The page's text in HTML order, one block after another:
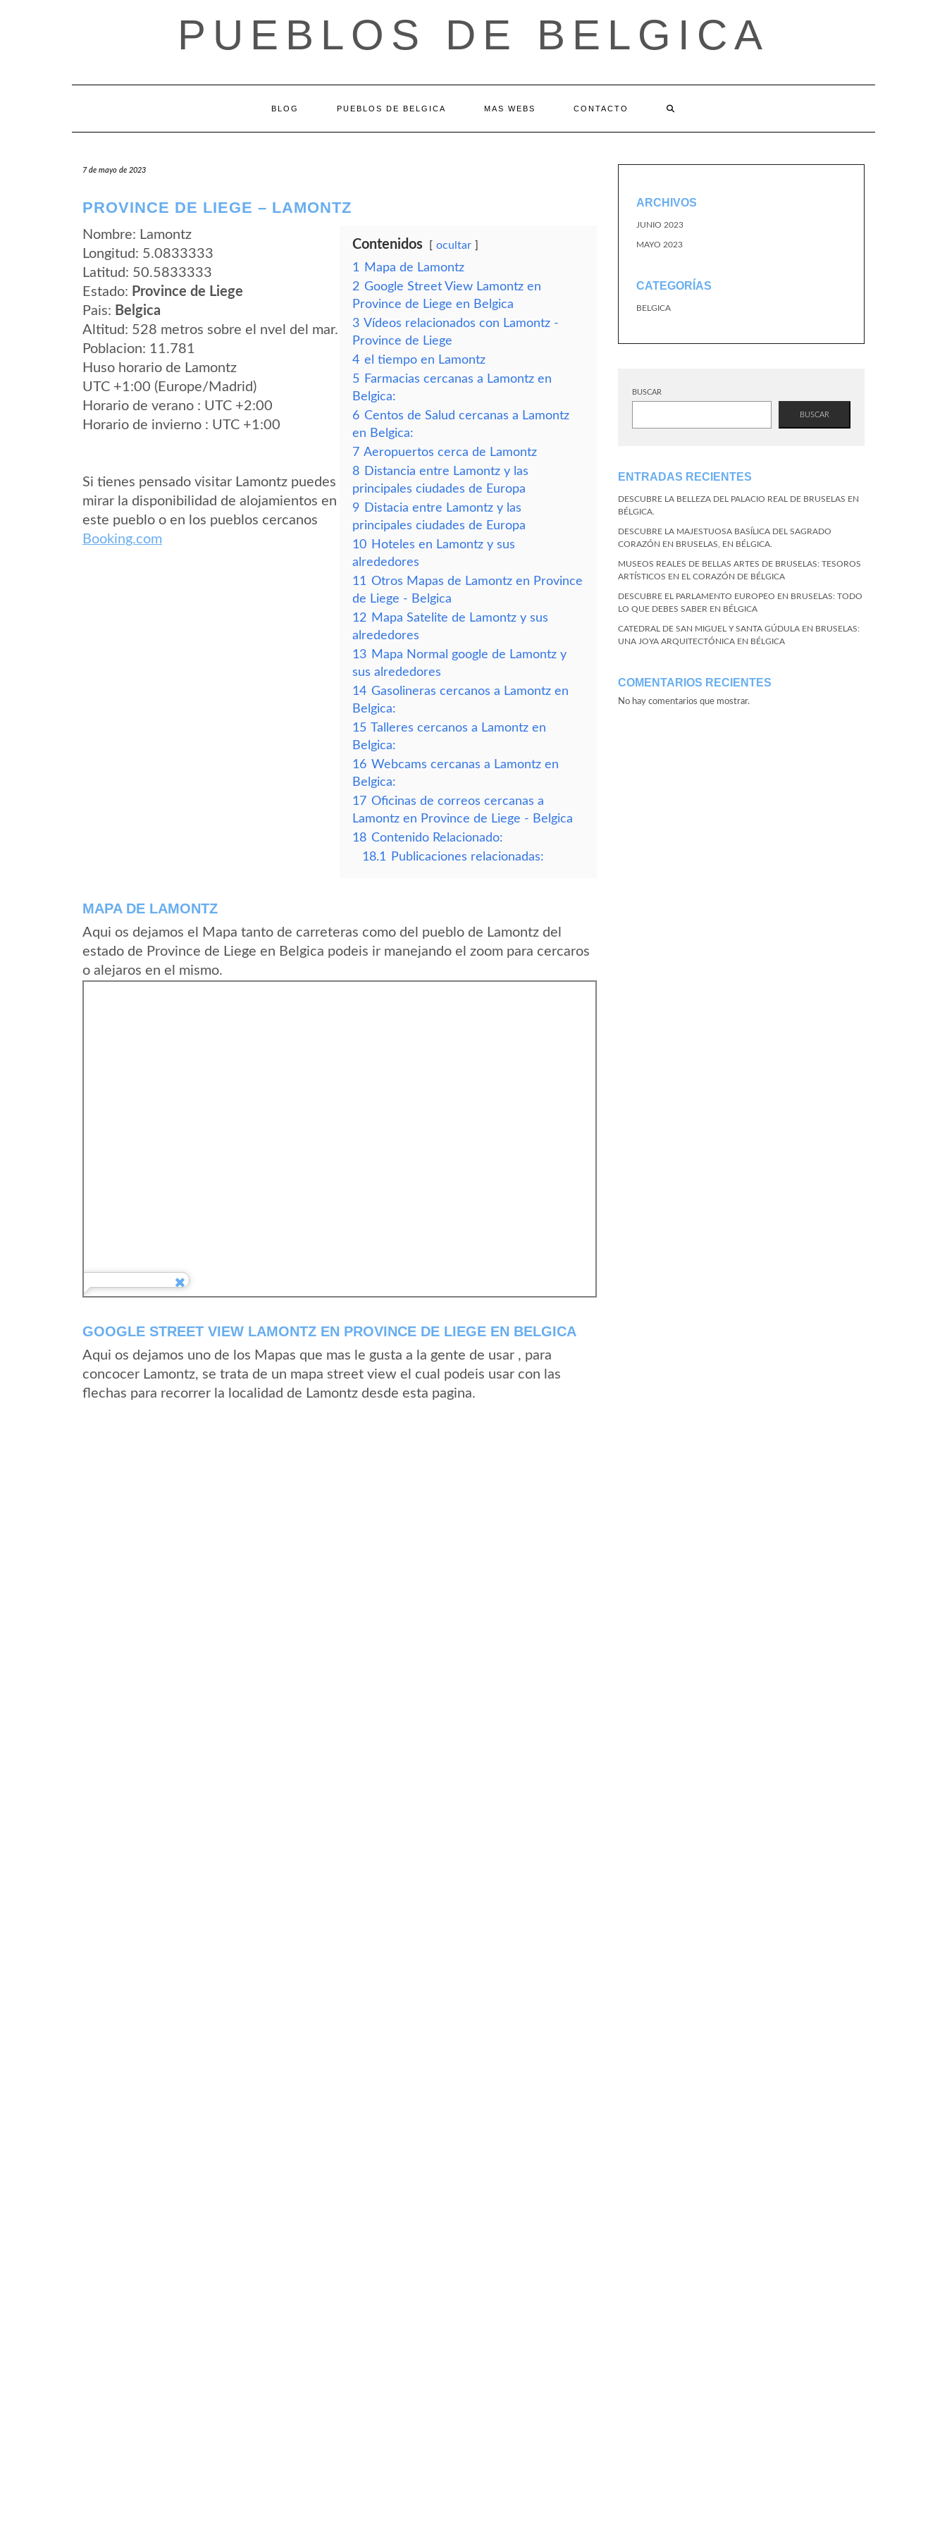
PUEBLOS DE BELGICA
BLOG PUEBLOS DE BELGICA MAS WEBS CONTACTO
7 de mayo de 2023
PROVINCE DE LIEGE – LAMONTZ
Nombre: Lamontz
Longitud: 5.0833333
Latitud: 50.5833333
Estado: Province de Liege
Pais: Belgica
Altitud: 528 metros sobre el nvel del mar.
Poblacion: 11.781
Huso horario de Lamontz
UTC +1:00 (Europe/Madrid)
Horario de verano : UTC +2:00
Horario de invierno : UTC +1:00
Si tienes pensado visitar Lamontz puedes
mirar la disponibilidad de alojamientos en
este pueblo o en los pueblos cercanos
Booking.com
Contenidos ocultar
1
Mapa de Lamontz
2 Google Street View Lamontz en
Province de Liege en Belgica
3 Vídeos relacionados con Lamontz -
Province de Liege
4 el tiempo en Lamontz
5 Farmacias cercanas a Lamontz en
Belgica:
6 Centos de Salud cercanas a Lamontz
en Belgica:
7 Aeropuertos cerca de Lamontz
8 Distancia entre Lamontz y las
principales ciudades de Europa
9 Distacia entre Lamontz y las
principales ciudades de Europa
10 Hoteles en Lamontz y sus
alrededores
11 Otros Mapas de Lamontz en Province
de Liege - Belgica
12 Mapa Satelite de Lamontz y sus
alrededores
13 Mapa Normal google de Lamontz y
sus alrededores
14 Gasolineras cercanos a Lamontz en
Belgica:
15 Talleres cercanos a Lamontz en
Belgica:
16 Webcams cercanas a Lamontz en
Belgica:
17 Oficinas de correos cercanas a
Lamontz en Province de Liege - Belgica
18 Contenido Relacionado:
18.1
Publicaciones relacionadas:
MAPA DE LAMONTZ
Aqui os dejamos el Mapa tanto de carreteras como del pueblo de Lamontz del
estado de Province de Liege en Belgica podeis ir manejando el zoom para cercaros
o alejaros en el mismo.
GOOGLE STREET VIEW LAMONTZ EN PROVINCE DE LIEGE EN BELGICA
Aqui os dejamos uno de los Mapas que mas le gusta a la gente de usar , para
concocer Lamontz, se trata de un mapa street view el cual podeis usar con las
flechas para recorrer la localidad de Lamontz desde esta pagina.
ARCHIVOS
JUNIO 2023
MAYO 2023
CATEGORÍAS
BELGICA
BUSCAR
BUSCAR
ENTRADAS RECIENTES
DESCUBRE LA BELLEZA DEL PALACIO REAL DE BRUSELAS EN
BÉLGICA.
DESCUBRE LA MAJESTUOSA BASÍLICA DEL SAGRADO
CORAZÓN EN BRUSELAS, EN BÉLGICA.
MUSEOS REALES DE BELLAS ARTES DE BRUSELAS: TESOROS
ARTÍSTICOS EN EL CORAZÓN DE BÉLGICA
DESCUBRE EL PARLAMENTO EUROPEO EN BRUSELAS: TODO
LO QUE DEBES SABER EN BÉLGICA
CATEDRAL DE SAN MIGUEL Y SANTA GÚDULA EN BRUSELAS:
UNA JOYA ARQUITECTÓNICA EN BÉLGICA
COMENTARIOS RECIENTES
No hay comentarios que mostrar.